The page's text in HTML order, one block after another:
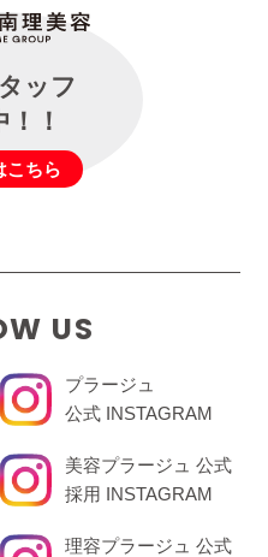
ッフ
！
こちら
US
プラージュ
公式 INSTAGRAM
美容プラージュ 公式
採用 INSTAGRAM
理容プラージュ 公式